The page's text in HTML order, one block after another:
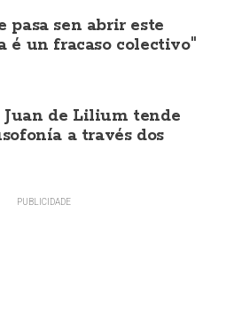
pasa sen abrir este
é un fracaso colectivo"
Juan de Lilium tende
a través dos